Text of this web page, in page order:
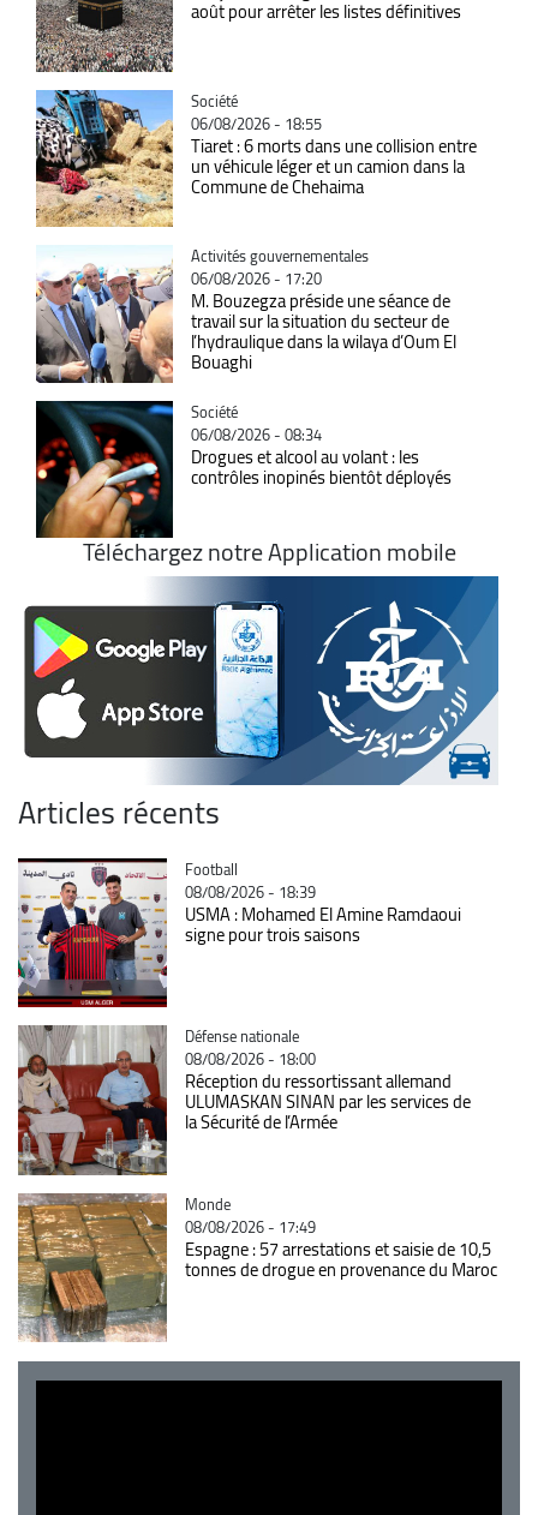
août pour arrêter les listes définitives
Catégorie
Société
06/08/2026 - 18:55
Tiaret : 6 morts dans une collision entre
un véhicule léger et un camion dans la
Commune de Chehaima
Catégorie
Activités gouvernementales
06/08/2026 - 17:20
M. Bouzegza préside une séance de
travail sur la situation du secteur de
l’hydraulique dans la wilaya d’Oum El
Bouaghi
Catégorie
Société
06/08/2026 - 08:34
Drogues et alcool au volant : les
contrôles inopinés bientôt déployés
Téléchargez notre Application mobile
Articles récents
Catégorie
Football
08/08/2026 - 18:39
USMA : Mohamed El Amine Ramdaoui
signe pour trois saisons
Catégorie
Défense nationale
08/08/2026 - 18:00
Réception du ressortissant allemand
ULUMASKAN SINAN par les services de
la Sécurité de l’Armée
Catégorie
Monde
08/08/2026 - 17:49
Espagne : 57 arrestations et saisie de 10,5
tonnes de drogue en provenance du Maroc